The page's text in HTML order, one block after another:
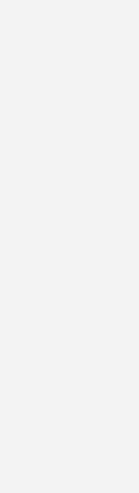
mit dem ERE
von uns
gebündelt und
damit einverstanden, über
eine Abmeldung ist
mit Daten finden Sie